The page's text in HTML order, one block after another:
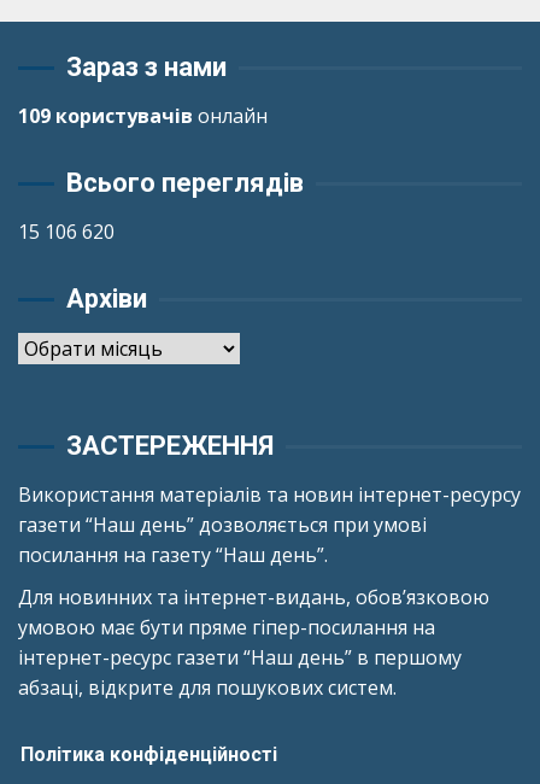
Зараз з нами
109 користувачів онлайн
Всього переглядів
15 106 620
Архіви
Архіви
ЗАСТЕРЕЖЕННЯ
Використання матеріалів та новин інтернет-ресурсу
газети “Наш день” дозволяється при умові
посилання на газету “Наш день”.
Для новинних та інтернет-видань, обов’язковою
умовою має бути пряме гіпер-посилання на
інтернет-ресурс газети “Наш день” в першому
абзаці, відкрите для пошукових систем.
Політика конфіденційності